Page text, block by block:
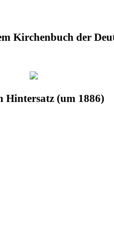
Kirchenbuch der
Hintersatz (um 1886)